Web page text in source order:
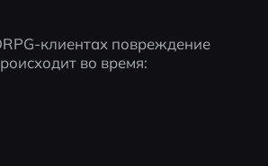
клиентах повреждение
во время: